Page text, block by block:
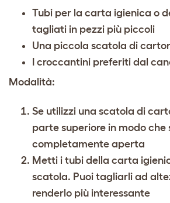
Tubi per la carta igienica o
tagliati in pezzi più piccoli
Una piccola scatola di
I croccantini preferiti dal
Modalità:
Se utilizzi una scatola di
parte superiore in modo che
completamente aperta
Metti i tubi della carta
scatola. Puoi tagliarli ad
renderlo più interessante